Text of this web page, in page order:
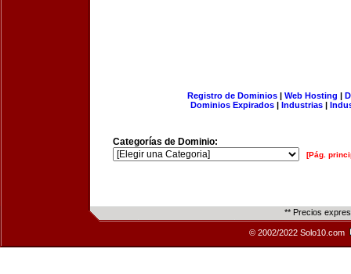
Registro de Dominios| Web Hosting |
Dominios Expirados | Industrias |
Categorías de Dominio:
[Pág.
** Precios
© 2002/2022 Solo10.com